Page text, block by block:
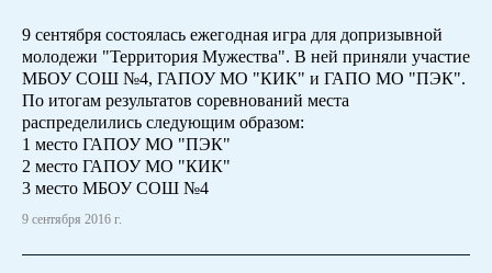
9 сентября состоялась ежегодная игра для допризывной
молодежи "Территория Мужества". В ней приняли участие
МБОУ СОШ №4, ГАПОУ МО "КИК" и ГАПО МО "ПЭК".
По итогам результатов соревнований места
распределились следующим образом:
1 место ГАПОУ МО "ПЭК"
2 место ГАПОУ МО "КИК"
3 место МБОУ СОШ №4
9 сентября 2016 г.